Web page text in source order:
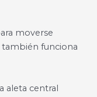
moverse
funciona
aleta central